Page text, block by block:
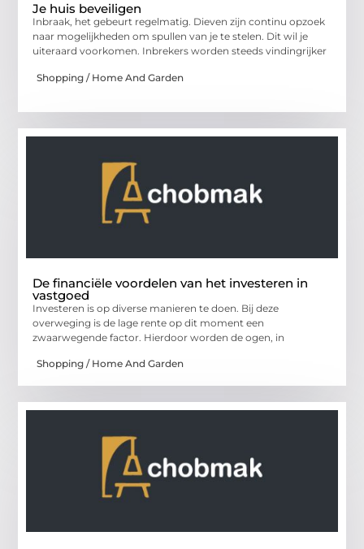
Je huis beveiligen
Inbraak, het gebeurt regelmatig. Dieven zijn continu opzoek
naar mogelijkheden om spullen van je te stelen. Dit wil je
uiteraard voorkomen. Inbrekers worden steeds vindingrijker
Shopping / Home And Garden
De financiële voordelen van het investeren in
vastgoed
Investeren is op diverse manieren te doen. Bij deze
overweging is de lage rente op dit moment een
zwaarwegende factor. Hierdoor worden de ogen, in
Shopping / Home And Garden